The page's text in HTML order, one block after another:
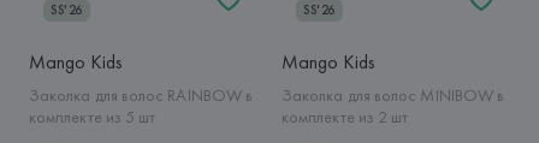
SS'26
Mango Kids
Заколка для волос RAINBOW в
комплекте из 5 шт
SS'26
Mango Kids
Заколка для волос MINIBOW в
комплекте из 2 шт